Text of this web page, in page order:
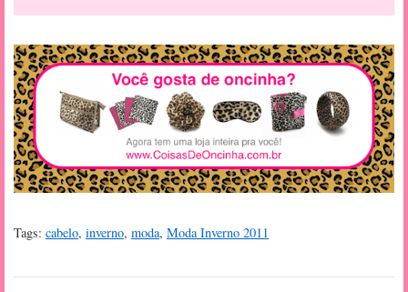
Tags: cabelo, inverno, moda, Moda Inverno 2011